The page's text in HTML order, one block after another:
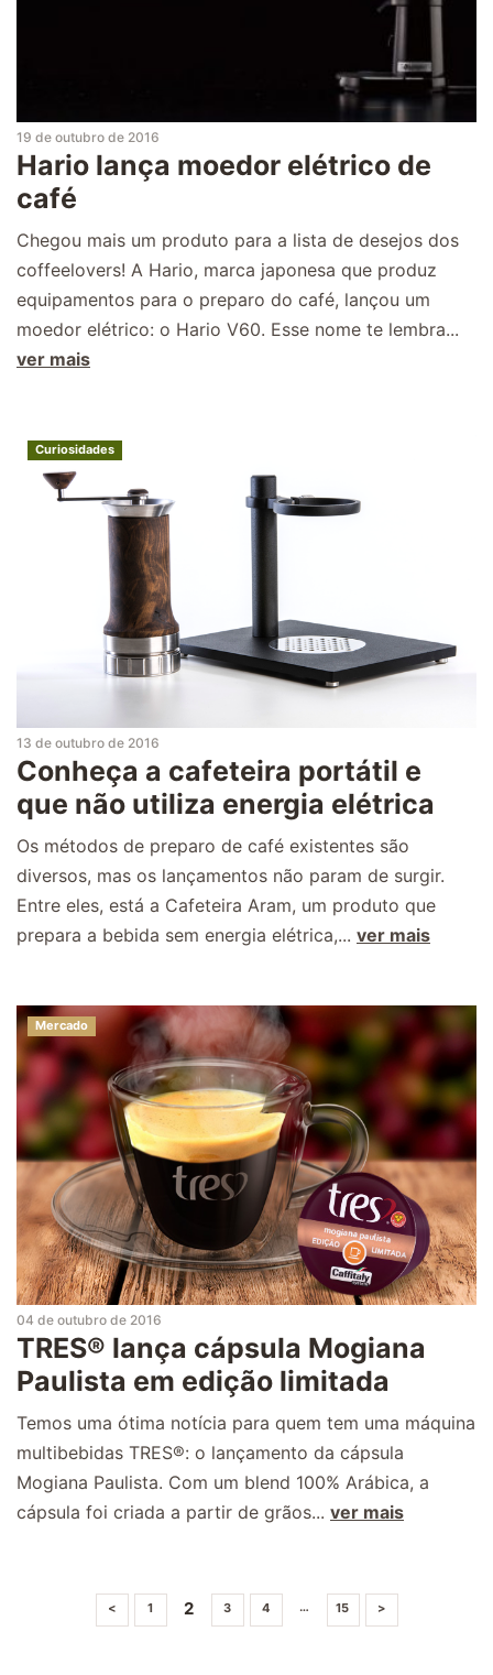
19 de outubro de 2016
Hario lança moedor elétrico de
café
Chegou mais um produto para a lista de desejos dos
coffeelovers! A Hario, marca japonesa que produz
equipamentos para o preparo do café, lançou um
moedor elétrico: o Hario V60. Esse nome te lembra...
ver mais
Curiosidades
13 de outubro de 2016
Conheça a cafeteira portátil e
que não utiliza energia elétrica
Os métodos de preparo de café existentes são
diversos, mas os lançamentos não param de surgir.
Entre eles, está a Cafeteira Aram, um produto que
prepara a bebida sem energia elétrica,... ver mais
Mercado
04 de outubro de 2016
TRES® lança cápsula Mogiana
Paulista em edição limitada
Temos uma ótima notícia para quem tem uma máquina
multibebidas TRES®: o lançamento da cápsula
Mogiana Paulista. Com um blend 100% Arábica, a
cápsula foi criada a partir de grãos... ver mais
< 1 2 3 4 … 15 >